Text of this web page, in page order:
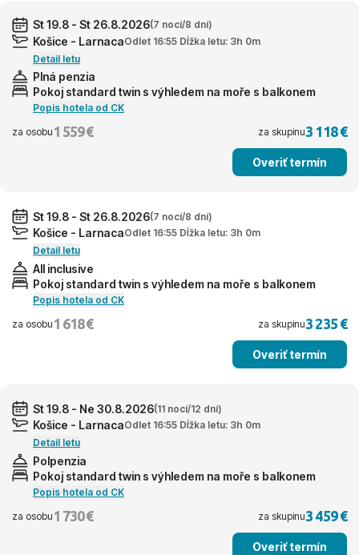
St 19.8 - St 26.8.2026(7 nocí/8 dní)
Košice - LarnacaOdlet 16:55 Dĺžka letu: 3h 0m
Detail letu
Plná penzia
Pokoj standard twin s výhledem na moře s balkonem
Popis hotela od CK
za osobu 1 559 € za skupinu3 118 €
Overiť termín
St 19.8 - St 26.8.2026(7 nocí/8 dní)
Košice - LarnacaOdlet 16:55 Dĺžka letu: 3h 0m
Detail letu
All inclusive
Pokoj standard twin s výhledem na moře s balkonem
Popis hotela od CK
za osobu 1 618 € za skupinu3 235 €
Overiť termín
St 19.8 - Ne 30.8.2026(11 nocí/12 dní)
Košice - LarnacaOdlet 16:55 Dĺžka letu: 3h 0m
Detail letu
Polpenzia
Pokoj standard twin s výhledem na moře s balkonem
Popis hotela od CK
za osobu 1 730 € za skupinu3 459 €
Overiť termín